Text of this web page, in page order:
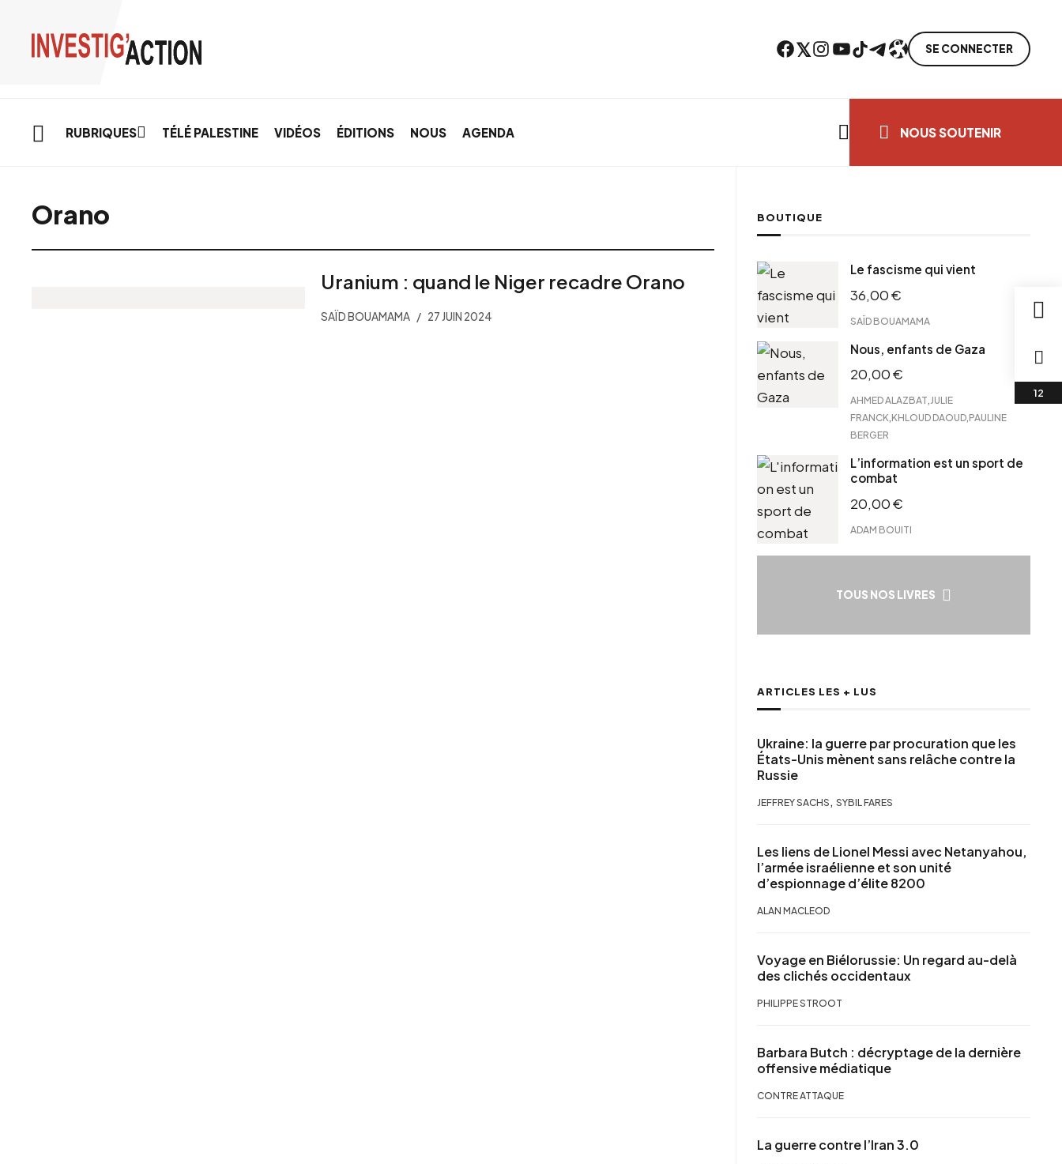
Facebook Twitter Instagram YouTube TikTok TelegramLien SE CONNECTER
RUBRIQUES TÉLÉ PALESTINE VIDÉOS ÉDITIONS NOUS AGENDA NOUS SOUTENIR
Orano
Uranium : quand le Niger recadre Orano
SAÏD BOUAMAMA 27 JUIN 2024
BOUTIQUE
Le fascisme qui vient
36,00€
SAÏD BOUAMAMA
Nous, enfants de Gaza
20,00€
AHMED ALAZBAT JULIE
FRANCK KHLOUD DAOUD PAULINE
BERGER
L’information est un sport de
combat
20,00€
ADAM BOUITI
TOUS NOS LIVRES
ARTICLES LES + LUS
Ukraine: la guerre par procuration que les
États-Unis mènent sans relâche contre la
Russie
JEFFREY SACHS , SYBIL FARES
Les liens de Lionel Messi avec Netanyahou,
l’armée israélienne et son unité
d’espionnage d’élite 8200
ALAN MACLEOD
Voyage en Biélorussie: Un regard au-delà
des clichés occidentaux
PHILIPPE STROOT
Barbara Butch : décryptage de la dernière
offensive médiatique
CONTRE ATTAQUE
La guerre contre l’Iran 3.0